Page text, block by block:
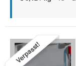
Verpasst!